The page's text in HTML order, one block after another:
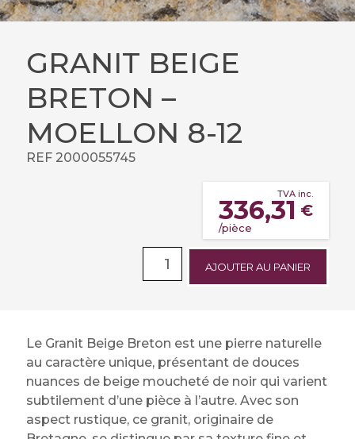
GRANIT BEIGE
BRETON –
MOELLON 8-12
REF 2000055745
336,31 €
TVA inc.
/pièce
AJOUTER AU PANIER
Le Granit Beige Breton est une pierre naturelle
au caractère unique, présentant de douces
nuances de beige moucheté de noir qui varient
subtilement d’une pièce à l’autre. Avec son
aspect rustique, ce granit, originaire de